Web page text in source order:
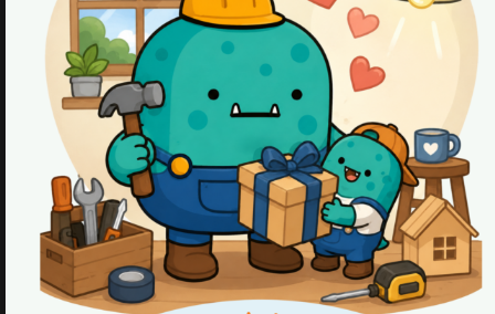
房門鎖尺寸介紹
喇叭鎖更換技巧
手把鎖更換技巧
實際門鎖更換DIY
鉸鍊尺寸介紹
門鉸鍊拆除技巧
門鉸鍊安裝重點
安裝門鉸鍊於櫃體技巧
SKILL 7
燈具、插座、開關篇
SKILL 8
油漆篇